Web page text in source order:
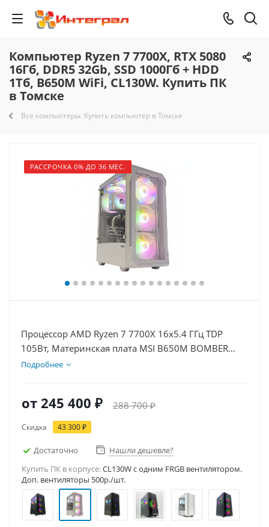
Компьютер Ryzen 7 7700X, RTX 5080
16Гб, DDR5 32Gb, SSD 1000Гб + HDD
1Тб, B650M WiFi, CL130W. Купить ПК
в Томске
Все компьютеры. Купить компьютер в Томске
РАССРОЧКА 0% ДО 36 МЕС.
Процессор AMD Ryzen 7 7700X 16x5.4 ГГц TDP
105Вт, Материнская плата MSI B650M BOMBER
WIFI, Видеокарта RTX 5080 16Гб, Память
Подробнее
от 245 400 ₽ 288 700 ₽
Скидка 43 300 ₽
Достаточно
Нашли дешевле?
Купить ПК в корпусе:CL130W c одним FRGB вентилятором.
Доп. вентиляторы 500р./шт.